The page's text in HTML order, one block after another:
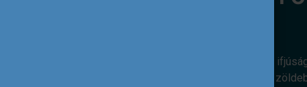
Az alábbi európai uniós programok az
révén. Hozzájárulnak ahhoz, hogy egy